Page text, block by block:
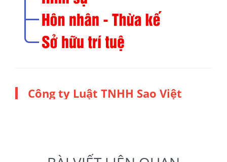
Công ty Luật TNHH Sao Việt